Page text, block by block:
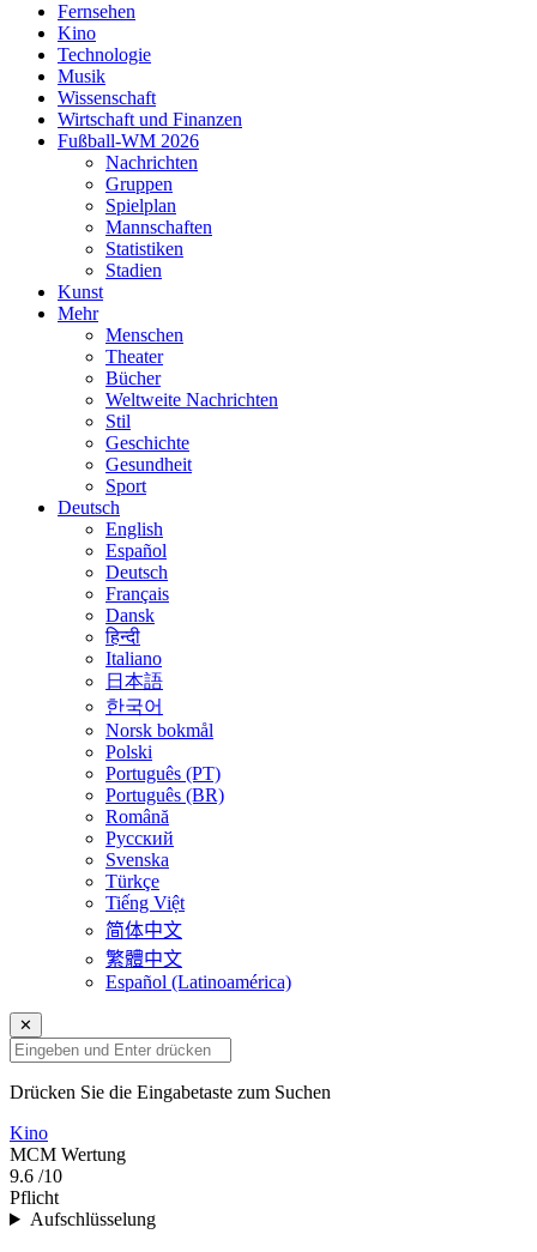
Fernsehen
Kino
Technologie
Musik
Wissenschaft
Wirtschaft und Finanzen
Fußball-WM 2026
Nachrichten
Gruppen
Spielplan
Mannschaften
Statistiken
Stadien
Kunst
Mehr
Menschen
Theater
Bücher
Weltweite Nachrichten
Stil
Geschichte
Gesundheit
Sport
Deutsch
English
Español
Deutsch
Français
Dansk
हिन्दी
Italiano
日本語
한국어
Norsk bokmål
Polski
Português (PT)
Português (BR)
Română
Русский
Svenska
Türkçe
Tiếng Việt
简体中文
繁體中文
Español (Latinoamérica)
✕
Drücken Sie die Eingabetaste zum Suchen
Kino
MCM Wertung
9.6 /10
Pflicht
Aufschlüsselung